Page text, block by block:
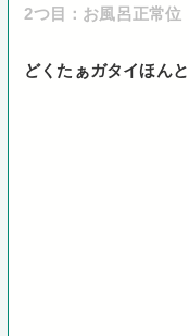
2つ目：お風呂正常位
どくたぁガタイほん